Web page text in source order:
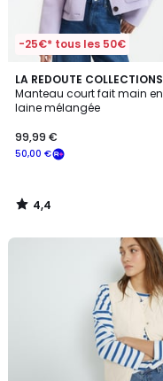
-25€* tous les 50€
LA REDOUTE COLLECTIONS
Manteau court fait main en
laine mélangée
50,00 €
99,99 €
4,4
/ 5
4,4
/